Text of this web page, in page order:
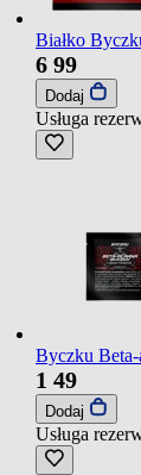
Białko
6 99
Dodaj
Usługa
Byczku Beta-
1 49
Dodaj
Usługa